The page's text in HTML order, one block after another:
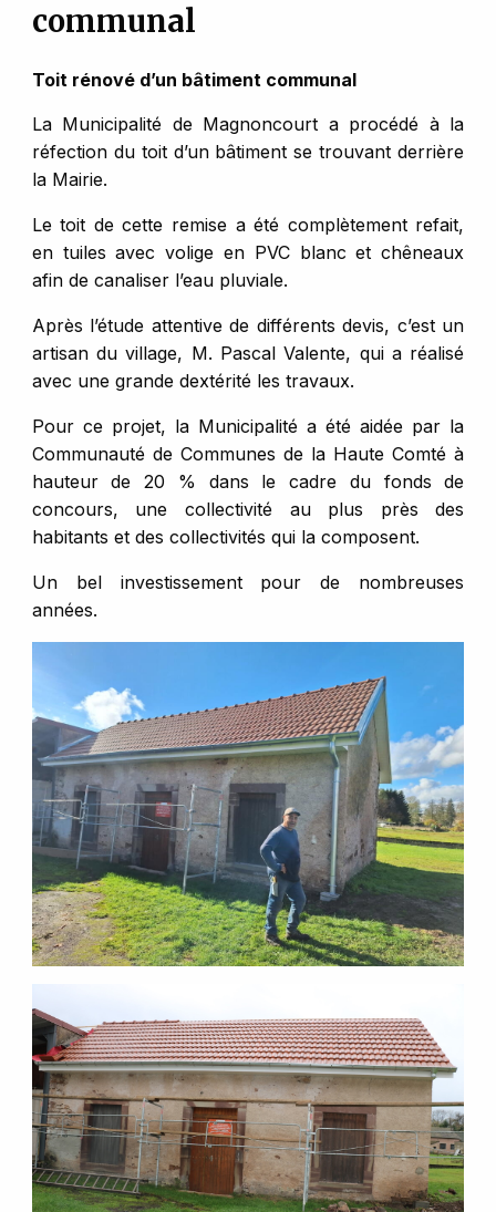
communal
Toit rénové d’un bâtiment communal
La Municipalité de Magnoncourt a procédé à la
réfection du toit d’un bâtiment se trouvant derrière
la Mairie.
Le toit de cette remise a été complètement refait,
en tuiles avec volige en PVC blanc et chêneaux
afin de canaliser l’eau pluviale.
Après l’étude attentive de différents devis, c’est un
artisan du village, M. Pascal Valente, qui a réalisé
avec une grande dextérité les travaux.
Pour ce projet, la Municipalité a été aidée par la
Communauté de Communes de la Haute Comté à
hauteur de 20 % dans le cadre du fonds de
concours, une collectivité au plus près des
habitants et des collectivités qui la composent.
Un bel investissement pour de nombreuses
années.